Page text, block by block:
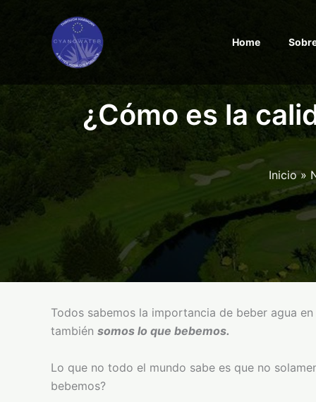
contenido
Home
¿Cómo es la
Inicio
Todos sabemos la importancia de beber agua
también somos lo que bebemos.
Lo que no todo el mundo sabe es que no
bebemos?